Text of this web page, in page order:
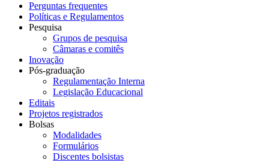
Perguntas frequentes
Políticas e Regulamentos
Pesquisa
Grupos de pesquisa
Câmaras e comitês
Inovação
Pós-graduação
Regulamentação Interna
Legislação Educacional
Editais
Projetos registrados
Bolsas
Modalidades
Formulários
Discentes bolsistas